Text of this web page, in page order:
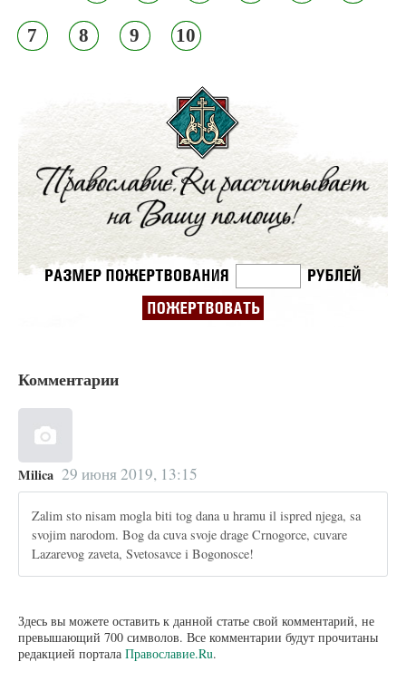
7 8 9 10
Комментарии
Milica 29 июня 2019, 13:15
Zalim sto nisam mogla biti tog dana u hramu il ispred njega, sa
svojim narodom. Bog da cuva svoje drage Crnogorce, cuvare
Lazarevog zaveta, Svetosavce i Bogonosce!
Здесь вы можете оставить к данной статье свой комментарий, не
превышающий 700 символов. Все комментарии будут прочитаны
редакцией портала Православие.Ru.